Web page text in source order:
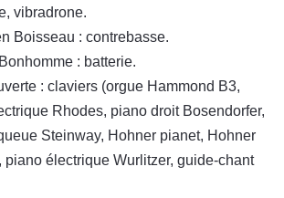
vibradrone.
Boisseau : contrebasse.
: batterie.
: claviers (orgue Hammond B3,
Rhodes, piano droit Bosendorfer,
Steinway, Hohner pianet, Hohner
piano électrique Wurlitzer, guide-chant